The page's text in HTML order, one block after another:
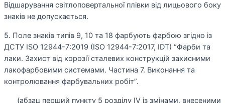
Відшарування світлоповертальної плівки від лицьового боку
знаків не допускається.
5. Поле знаків типів 9, 10 та 18 фарбують фарбою згідно із
ДСТУ ISO 12944-7:2019 (ISO 12944-7:2017, IDT) “Фарби та
лаки. Захист від корозії сталевих конструкцій захисними
лакофарбовими системами. Частина 7. Виконання та
контролювання фарбувальних робіт”.
(абзац перший пункту 5 розділу ІV із змінами, внесеними